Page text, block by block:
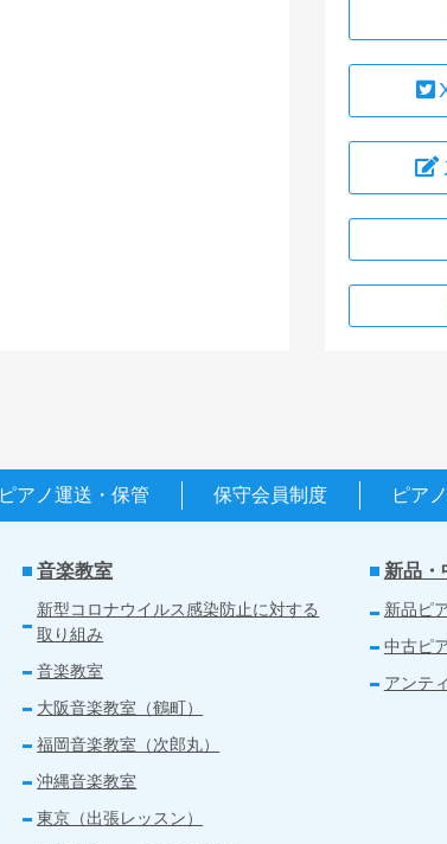
ピアノ運送・保管 保守会員制度 ピア
音楽教室
新型コロナウイルス感染防止に対する
取り組み
音楽教室
大阪音楽教室（鶴町）
福岡音楽教室（次郎丸）
沖縄音楽教室
東京（出張レッスン）
新品・
新品ピ
中古ピ
アンテ